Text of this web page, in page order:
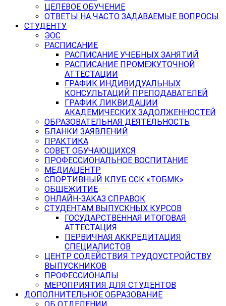
ЦЕЛЕВОЕ ОБУЧЕНИЕ
ОТВЕТЫ НА ЧАСТО ЗАДАВАЕМЫЕ ВОПРОСЫ
СТУДЕНТУ
ЭОС
РАСПИСАНИЕ
РАСПИСАНИЕ УЧЕБНЫХ ЗАНЯТИЙ
РАСПИСАНИЕ ПРОМЕЖУТОЧНОЙ
АТТЕСТАЦИИ
ГРАФИК ИНДИВИДУАЛЬНЫХ
КОНСУЛЬТАЦИЙ ПРЕПОДАВАТЕЛЕЙ
ГРАФИК ЛИКВИДАЦИИ
АКАДЕМИЧЕСКИХ ЗАДОЛЖЕННОСТЕЙ
ОБРАЗОВАТЕЛЬНАЯ ДЕЯТЕЛЬНОСТЬ
БЛАНКИ ЗАЯВЛЕНИЙ
ПРАКТИКА
СОВЕТ ОБУЧАЮЩИХСЯ
ПРОФЕССИОНАЛЬНОЕ ВОСПИТАНИЕ
МЕДИАЦЕНТР
СПОРТИВНЫЙ КЛУБ ССК «ТОБМК»
ОБЩЕЖИТИЕ
ОНЛАЙН-ЗАКАЗ СПРАВОК
СТУДЕНТАМ ВЫПУСКНЫХ КУРСОВ
ГОСУДАРСТВЕННАЯ ИТОГОВАЯ
АТТЕСТАЦИЯ
ПЕРВИЧНАЯ АККРЕДИТАЦИЯ
СПЕЦИАЛИСТОВ
ЦЕНТР СОДЕЙСТВИЯ ТРУДОУСТРОЙСТВУ
ВЫПУСКНИКОВ
ПРОФЕССИОНАЛЫ
МЕРОПРИЯТИЯ ДЛЯ СТУДЕНТОВ
ДОПОЛНИТЕЛЬНОЕ ОБРАЗОВАНИЕ